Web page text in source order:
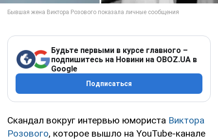
Будьте первыми в курсе главного –
подпишитесь на Новини на OBOZ.UA в
Google
Подписаться
Скандал вокруг интервью юмориста Виктора
Розового, которое вышло на YouTube-канале